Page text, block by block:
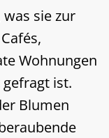
was sie zur
Wohnungen
ist.
Blumen